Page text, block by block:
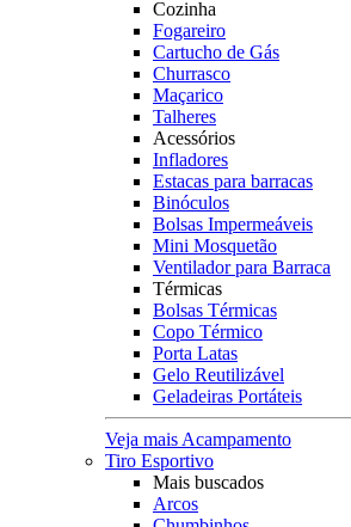
Cozinha
Fogareiro
Cartucho de Gás
Churrasco
Maçarico
Talheres
Acessórios
Infladores
Estacas para barracas
Binóculos
Bolsas Impermeáveis
Mini Mosquetão
Ventilador para Barraca
Térmicas
Bolsas Térmicas
Copo Térmico
Porta Latas
Gelo Reutilizável
Geladeiras Portáteis
Veja mais Acampamento
Tiro Esportivo
Mais buscados
Arcos